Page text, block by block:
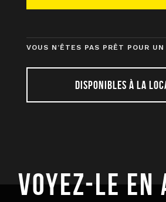
VOUS N’ÊTES PAS PRÊT POUR
DISPONIBLES À LA
VOYEZ-LE EN